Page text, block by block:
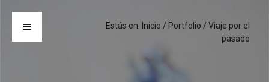
Estás en: Inicio / Portfolio / Viaje por el
pasado